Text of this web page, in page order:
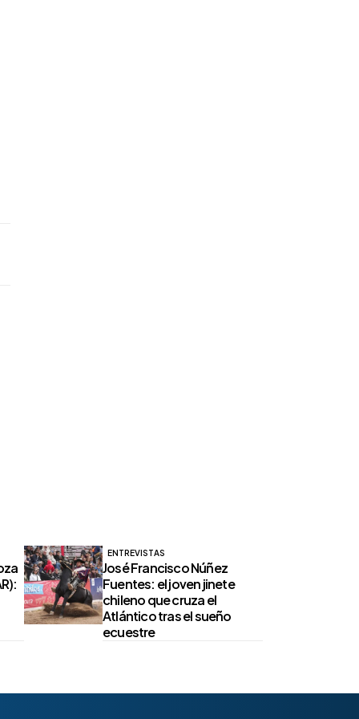
ENTREVISTAS
José Francisco Núñez
Fuentes: el joven jinete
chileno que cruza el
Atlántico tras el sueño
ecuestre